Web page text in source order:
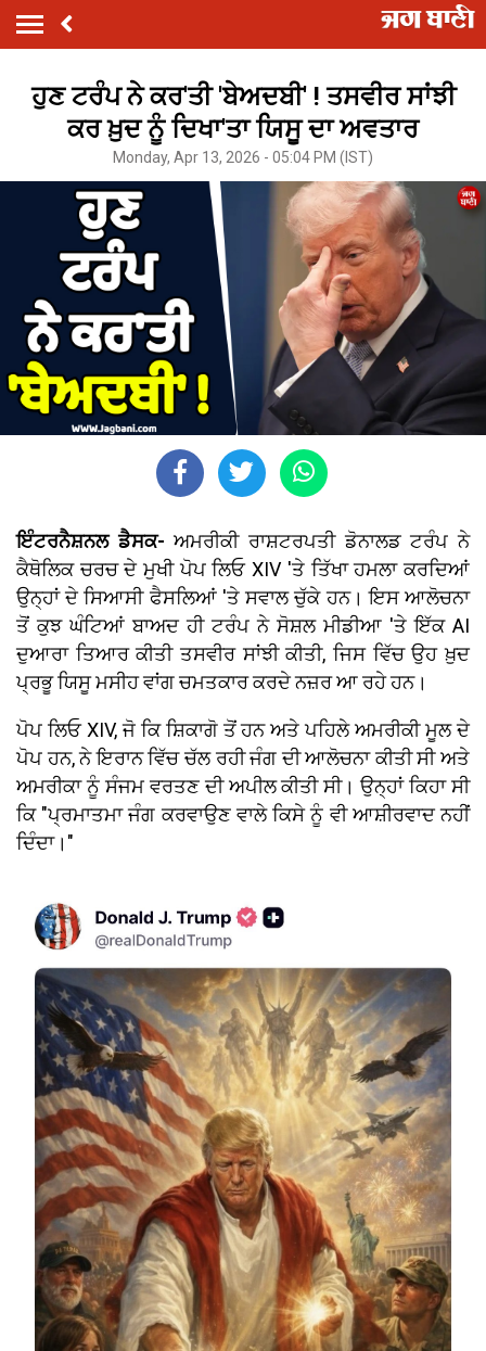
ਹੁਣ ਟਰੰਪ ਨੇ ਕਰ'ਤੀ 'ਬੇਅਦਬੀ' ! ਤਸਵੀਰ ਸਾਂਝੀ
ਕਰ ਖ਼ੁਦ ਨੂੰ ਦਿਖਾ'ਤਾ ਯਿਸੂ ਦਾ ਅਵਤਾਰ
Monday, Apr 13, 2026 - 05:04 PM (IST)
ਇੰਟਰਨੈਸ਼ਨਲ ਡੈਸਕ-ਅਮਰੀਕੀ ਰਾਸ਼ਟਰਪਤੀ ਡੋਨਾਲਡ ਟਰੰਪ ਨੇ
ਕੈਥੋਲਿਕ ਚਰਚ ਦੇ ਮੁਖੀ ਪੋਪ ਲਿਓ XIV 'ਤੇ ਤਿੱਖਾ ਹਮਲਾ ਕਰਦਿਆਂ
ਉਨ੍ਹਾਂ ਦੇ ਸਿਆਸੀ ਫੈਸਲਿਆਂ 'ਤੇ ਸਵਾਲ ਚੁੱਕੇ ਹਨ। ਇਸ ਆਲੋਚਨਾ
ਤੋਂ ਕੁਝ ਘੰਟਿਆਂ ਬਾਅਦ ਹੀ ਟਰੰਪ ਨੇ ਸੋਸ਼ਲ ਮੀਡੀਆ 'ਤੇ ਇੱਕ AI
ਦੁਆਰਾ ਤਿਆਰ ਕੀਤੀ ਤਸਵੀਰ ਸਾਂਝੀ ਕੀਤੀ, ਜਿਸ ਵਿੱਚ ਉਹ ਖ਼ੁਦ
ਪ੍ਰਭੂ ਯਿਸੂ ਮਸੀਹ ਵਾਂਗ ਚਮਤਕਾਰ ਕਰਦੇ ਨਜ਼ਰ ਆ ਰਹੇ ਹਨ।
ਪੋਪ ਲਿਓ XIV, ਜੋ ਕਿ ਸ਼ਿਕਾਗੋ ਤੋਂ ਹਨ ਅਤੇ ਪਹਿਲੇ ਅਮਰੀਕੀ ਮੂਲ ਦੇ
ਪੋਪ ਹਨ, ਨੇ ਇਰਾਨ ਵਿੱਚ ਚੱਲ ਰਹੀ ਜੰਗ ਦੀ ਆਲੋਚਨਾ ਕੀਤੀ ਸੀ ਅਤੇ
ਅਮਰੀਕਾ ਨੂੰ ਸੰਜਮ ਵਰਤਣ ਦੀ ਅਪੀਲ ਕੀਤੀ ਸੀ। ਉਨ੍ਹਾਂ ਕਿਹਾ ਸੀ
ਕਿ "ਪ੍ਰਮਾਤਮਾ ਜੰਗ ਕਰਵਾਉਣ ਵਾਲੇ ਕਿਸੇ ਨੂੰ ਵੀ ਆਸ਼ੀਰਵਾਦ ਨਹੀਂ
ਦਿੰਦਾ।"